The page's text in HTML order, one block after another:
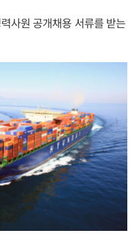
사원 공개채용 서류를 받는